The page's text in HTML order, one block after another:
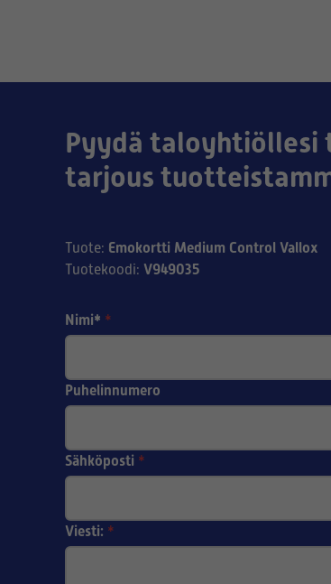
Pyydä taloyhtiöllesi
tarjous
Tuote: Emokortti Medium Control Vallox
Tuotekoodi: V949035
Nimi* *
Puhelinnumero
Sähköposti *
Viesti: *